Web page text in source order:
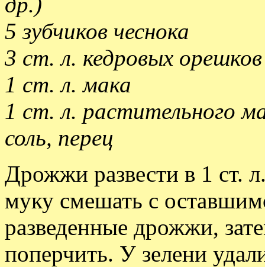
5 зубчиков чеснока
3 ст. л. кедровых орешков
1 ст. л. мака
1 ст. л. растительного
соль, перец
Дрожжи развести в 1 ст.
муку смешать с
разведенные дрожжи,
поперчить. У зелени